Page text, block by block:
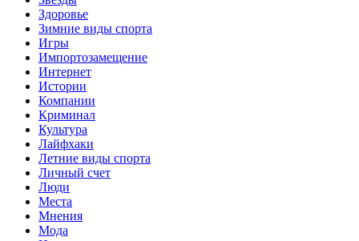
Здоровье
Зимние виды спорта
Игры
Импортозамещение
Интернет
Истории
Компании
Криминал
Культура
Лайфхаки
Летние виды спорта
Личный счет
Люди
Места
Мнения
Мода